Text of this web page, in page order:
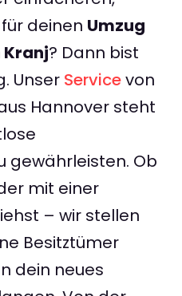
deinen Umzug
Kranj? Dann bist
Unser Servicevon
Hannover steht
gewährleisten. Ob
mit einer
– wir stellen
Besitztümer
dein neues